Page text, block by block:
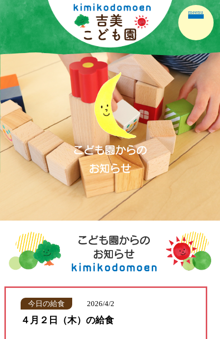
ホーム 園の紹介
園の生活 保育の内容
こども園だより 保護者
meenu
今日の給食 2026/4/2
４月２日（木）の給食